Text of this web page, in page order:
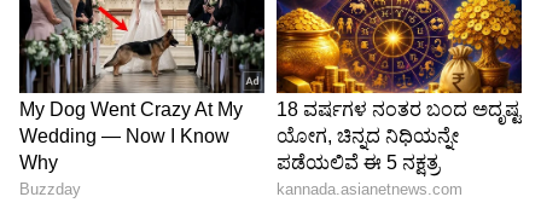
ಮದುವೆ, ಸಂಸಾರದ ಕಥೆ ವ್ಯಥೆಯೇ ಈ ಧಾರಾವಾಹಿಯ
ಮುಖ್ಯ ಕಥೆಯಾಗಿದೆ. ಪ್ರತಿಯೊಬ್ಬ ನಟರೂ ಕೂಡ ಈ
ಧಾರಾವಾಹಿಯಲ್ಲಿ ಅದ್ಭುತವಾಗಿ ನಟಿಸುತ್ತಿದ್ದಾರೆ.